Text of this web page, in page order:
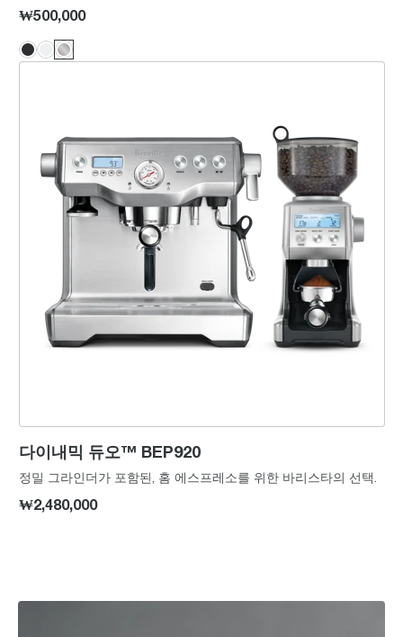
₩500,000
다이내믹 듀오™ BEP920
정밀 그라인더가 포함된, 홈 에스프레소를 위한 바리스타의 선택.
₩2,480,000